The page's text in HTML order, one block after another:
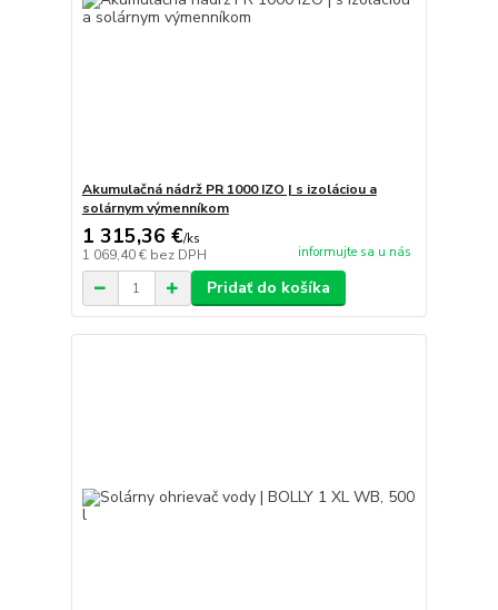
Akumulačná nádrž PR 1000 IZO | s izoláciou a
solárnym výmenníkom
1 315,36 €/ks
1 069,40 € bez DPH informujte sa u nás
Pridať do košíka